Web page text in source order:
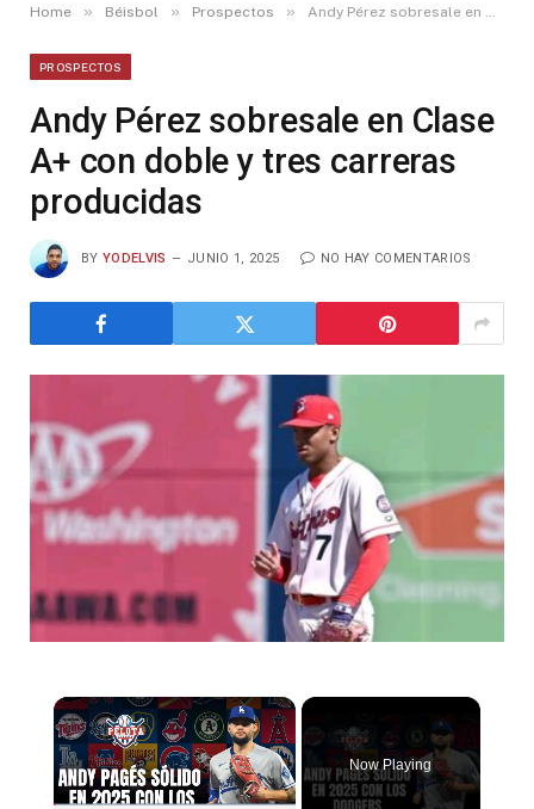
Home » Béisbol » Prospectos » Andy Pérez sobresale en Clase A+ con doble y tres carreras producidas
PROSPECTOS
Andy Pérez sobresale en Clase
A+ con doble y tres carreras
producidas
BY YODELVIS JUNIO 1, 2025 NO HAY COMENTARIOS
Now Playing